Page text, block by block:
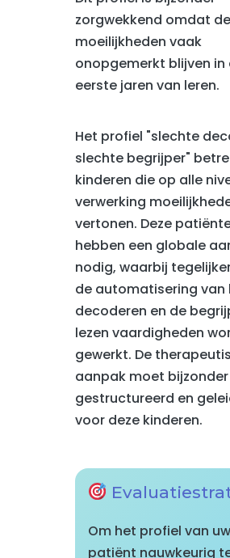
zorgwekkend omdat de
moeilijkheden vaak
onopgemerkt blijven in
eerste jaren van leren.
Het profiel "slechte
slechte begrijper"
kinderen die op alle
verwerking
vertonen. Deze
hebben een globale
nodig, waarbij
de automatisering van
decoderen en de
lezen vaardigheden
gewerkt. De
aanpak moet bijzonder
gestructureerd en
voor deze kinderen.
Om het profiel van uw
patiënt nauwkeurig